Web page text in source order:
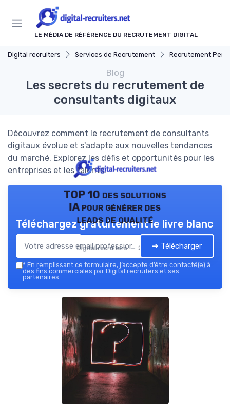
LE MÉDIA DE RÉFÉRENCE DU RECRUTEMENT DIGITAL
Digital recruiters Services de Recrutement Recrutement Permanent et
Blog
Les secrets du recrutement de
consultants digitaux
Découvrez comment le recrutement de consultants
digitaux évolue et s'adapte aux nouvelles tendances
du marché. Explorez les défis et opportunités pour les
entreprises et les talents.
TOP 10 des solutions
IA pour générer des
leads de qualité
Digital recruiters — 2026
Téléchargez gratuitement le livre blanc
➔ Télécharger
* En remplissant ce formulaire, j’accepte d’être contacté(e) à
des fins commerciales par Digital recruiters et ses
partenaires.
Panneau de gestion des cookies